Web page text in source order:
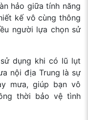
hảo giữa tính năng
kế vô cùng thông
người lựa chọn sử
dụng khi có lũ lụt
nội địa Trung là sự
mưa, giúp bạn vô
thời bảo vệ tình